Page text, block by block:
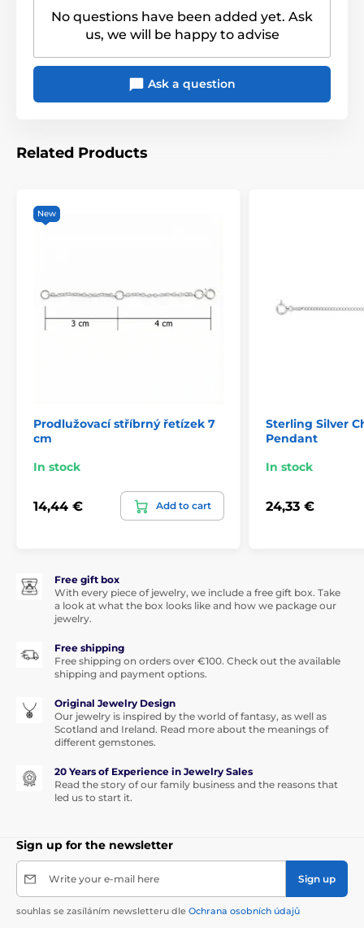
Přidejte tento stříbrný přívěsek Dub, Jasan a Trn
své šperkovnice a nechte se inspirovat jeho magickou
energií. Noste šperk, který nejen zdobí, ale také
vyjadřuje vaše propojení s přírodou, tradicí a mystikou.
Tento klenot vás zavede do světa keltských legend a
umožní vám nosit s sebou kousek posvátného lesa
kamkoli půjdete.
No questions have been added yet. Ask
us, we will be happy to advise
Ask a question
Related Products
New
Prodlužovací stříbrný řetízek 7
cm
In stock
14,44 € Add to cart
Sterling Silver
Pendant
In stock
24,33 €
Free gift box
With every piece of jewelry, we include a free gift box. Take
a look at what the box looks like and how we package our
jewelry.
Free shipping
Free shipping on orders over €100. Check out the available
shipping and payment options.
Original Jewelry Design
Our jewelry is inspired by the world of fantasy, as well as
Scotland and Ireland. Read more about the meanings of
different gemstones.
20 Years of Experience in Jewelry Sales
Read the story of our family business and the reasons that
led us to start it.
Sign up for the newsletter
Write your e-mail here Sign up
souhlas se zasíláním newsletteru dle Ochrana osobních údajů